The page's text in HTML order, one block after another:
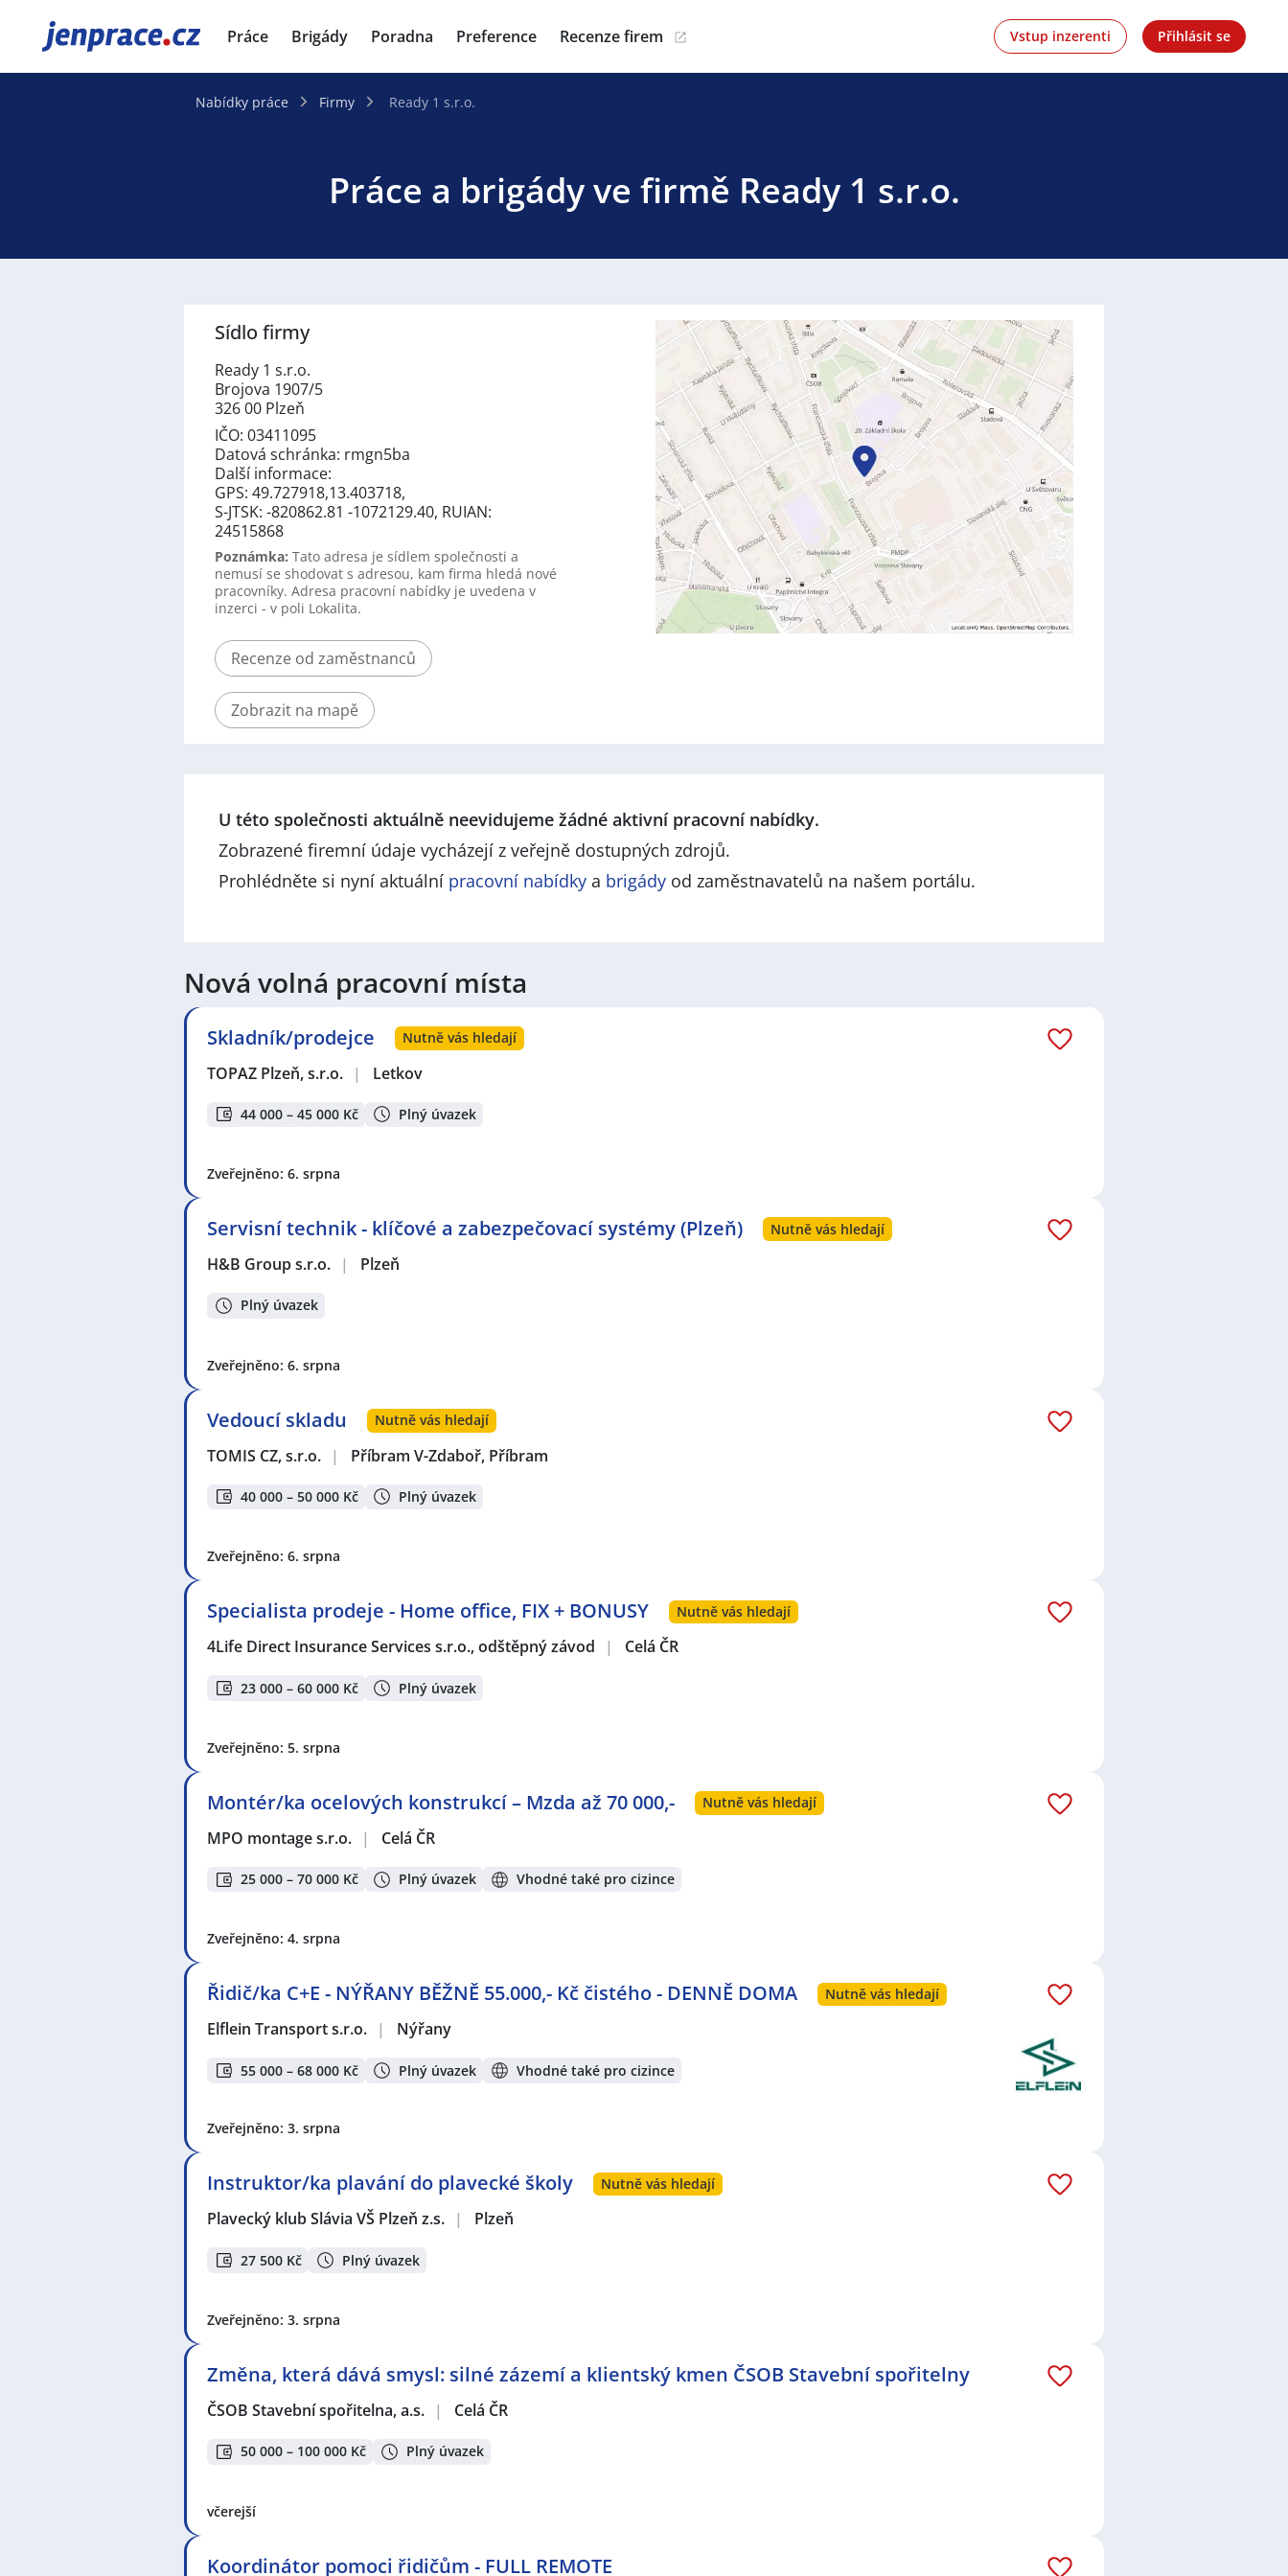
JenPráce.cz Práce Brigády Poradna Preference Recenze firem Vstup inzerenti Přihlásit se
Nabídky práce Firmy Ready 1 s.r.o.
Práce a brigády ve firmě Ready 1 s.r.o.
Sídlo firmy
Ready 1 s.r.o.
Brojova 1907/5
326 00 Plzeň
IČO: 03411095
Datová schránka: rmgn5ba
Další informace:
GPS: 49.727918,13.403718,
S-JTSK: -820862.81 -1072129.40, RUIAN:
24515868
Poznámka: Tato adresa je sídlem společnosti a
nemusí se shodovat s adresou, kam firma hledá nové
pracovníky. Adresa pracovní nabídky je uvedena v
inzerci - v poli Lokalita.
Recenze od zaměstnanců
Zobrazit na mapě
U této společnosti aktuálně neevidujeme žádné aktivní pracovní nabídky.
Zobrazené firemní údaje vycházejí z veřejně dostupných zdrojů.
Prohlédněte si nyní aktuální pracovní nabídky a brigády od zaměstnavatelů na našem portálu.
Nová volná pracovní místa
Skladník/prodejce Nutně vás hledají
TOPAZ Plzeň, s.r.o. | Letkov
44 000 – 45 000 Kč Plný úvazek
Zveřejněno: 6. srpna
Servisní technik - klíčové a zabezpečovací systémy (Plzeň) Nutně vás hledají
H&B Group s.r.o. | Plzeň
Plný úvazek
Zveřejněno: 6. srpna
Vedoucí skladu Nutně vás hledají
TOMIS CZ, s.r.o. | Příbram V-Zdaboř, Příbram
40 000 – 50 000 Kč Plný úvazek
Zveřejněno: 6. srpna
Specialista prodeje - Home office, FIX + BONUSY Nutně vás hledají
4Life Direct Insurance Services s.r.o., odštěpný závod | Celá ČR
23 000 – 60 000 Kč Plný úvazek
Zveřejněno: 5. srpna
Montér/ka ocelových konstrukcí – Mzda až 70 000,- Nutně vás hledají
MPO montage s.r.o. | Celá ČR
25 000 – 70 000 Kč Plný úvazek Vhodné také pro cizince
Zveřejněno: 4. srpna
Řidič/ka C+E - NÝŘANY BĚŽNĚ 55.000,- Kč čistého - DENNĚ DOMA Nutně vás hledají
Elflein Transport s.r.o. | Nýřany
55 000 – 68 000 Kč Plný úvazek Vhodné také pro cizince
Zveřejněno: 3. srpna
Instruktor/ka plavání do plavecké školy Nutně vás hledají
Plavecký klub Slávia VŠ Plzeň z.s. | Plzeň
27 500 Kč Plný úvazek
Zveřejněno: 3. srpna
Změna, která dává smysl: silné zázemí a klientský kmen ČSOB Stavební spořitelny
ČSOB Stavební spořitelna, a.s. | Celá ČR
50 000 – 100 000 Kč Plný úvazek
včerejší
Koordinátor pomoci řidičům - FULL REMOTE